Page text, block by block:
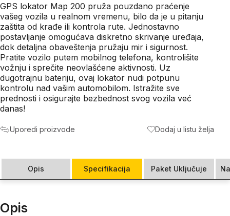
GPS lokator Map 200 pruža pouzdano praćenje
vašeg vozila u realnom vremenu, bilo da je u pitanju
zaštita od krađe ili kontrola rute. Jednostavno
postavljanje omogućava diskretno skrivanje uređaja,
dok detaljna obaveštenja pružaju mir i sigurnost.
Pratite vozilo putem mobilnog telefona, kontrolišite
vožnju i sprečite neovlašćene aktivnosti. Uz
dugotrajnu bateriju, ovaj lokator nudi potpunu
kontrolu nad vašim automobilom. Istražite sve
prednosti i osigurajte bezbednost svog vozila već
danas!
Uporedi proizvode Dodaj u listu želja
Opis Specifikacija Paket Uključuje
Opis